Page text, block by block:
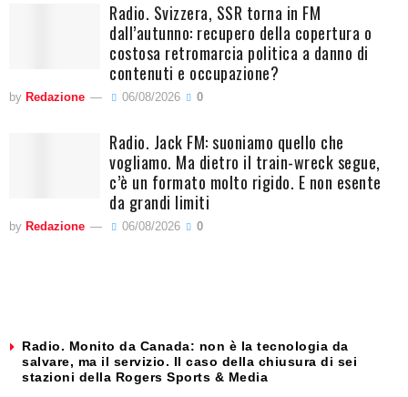
Radio. Svizzera, SSR torna in FM
dall’autunno: recupero della copertura o
costosa retromarcia politica a danno di
contenuti e occupazione?
by Redazione 06/08/2026 0
Radio. Jack FM: suoniamo quello che
vogliamo. Ma dietro il train-wreck segue,
c’è un formato molto rigido. E non esente
da grandi limiti
by Redazione 06/08/2026 0
Radio. Monito da Canada: non è la tecnologia da
salvare, ma il servizio. Il caso della chiusura di sei
stazioni della Rogers Sports & Media